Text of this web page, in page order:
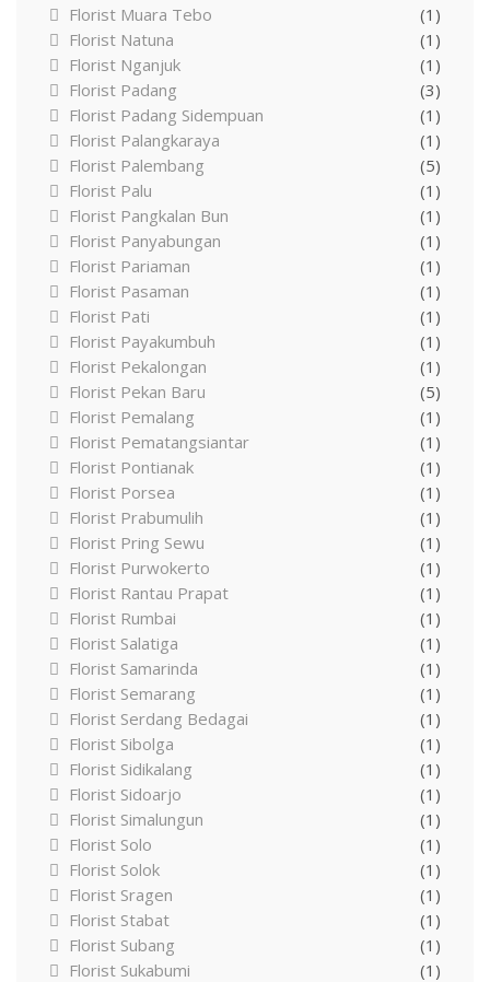
Florist Muara Tebo
(1)
Florist Natuna
(1)
Florist Nganjuk
(1)
Florist Padang
(3)
Florist Padang Sidempuan
(1)
Florist Palangkaraya
(1)
Florist Palembang
(5)
Florist Palu
(1)
Florist Pangkalan Bun
(1)
Florist Panyabungan
(1)
Florist Pariaman
(1)
Florist Pasaman
(1)
Florist Pati
(1)
Florist Payakumbuh
(1)
Florist Pekalongan
(1)
Florist Pekan Baru
(5)
Florist Pemalang
(1)
Florist Pematangsiantar
(1)
Florist Pontianak
(1)
Florist Porsea
(1)
Florist Prabumulih
(1)
Florist Pring Sewu
(1)
Florist Purwokerto
(1)
Florist Rantau Prapat
(1)
Florist Rumbai
(1)
Florist Salatiga
(1)
Florist Samarinda
(1)
Florist Semarang
(1)
Florist Serdang Bedagai
(1)
Florist Sibolga
(1)
Florist Sidikalang
(1)
Florist Sidoarjo
(1)
Florist Simalungun
(1)
Florist Solo
(1)
Florist Solok
(1)
Florist Sragen
(1)
Florist Stabat
(1)
Florist Subang
(1)
Florist Sukabumi
(1)